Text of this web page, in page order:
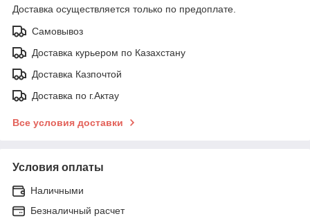
Доставка осуществляется только по предоплате.
Самовывоз
Доставка курьером по Казахстану
Доставка Казпочтой
Доставка по г.Актау
Все условия доставки
Условия оплаты
Наличными
Безналичный расчет